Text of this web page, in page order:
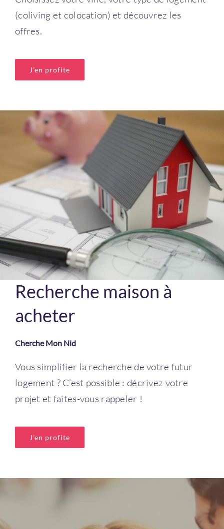
(coliving et colocation) et découvrez les
offres.
J’en profite
Recherche maison à
acheter
Cherche Mon Nid
Vous simplifier la recherche de votre futur
logement ? C’est possible : décrivez votre
projet et faites-vous rappeler !
J’en profite